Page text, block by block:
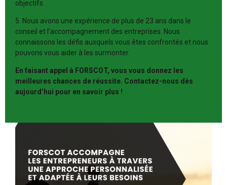
objectifs.
5. Nous avons une expérience de plus de 23 ans dans le
conseil et l’accompagnement des entreprises. Nous
connaissons les défis auxquels vous êtes confrontés et nous
pouvons vous aider à les surmonter.
En faisant appel à FORSCOT, vous vous donnez les
meilleures chances de réussite. Contactez-nous dès
aujourd’hui pour en savoir plus !